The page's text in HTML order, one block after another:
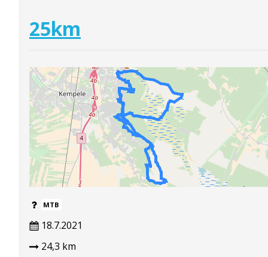
25km
MTB
18.7.2021
24,3 km